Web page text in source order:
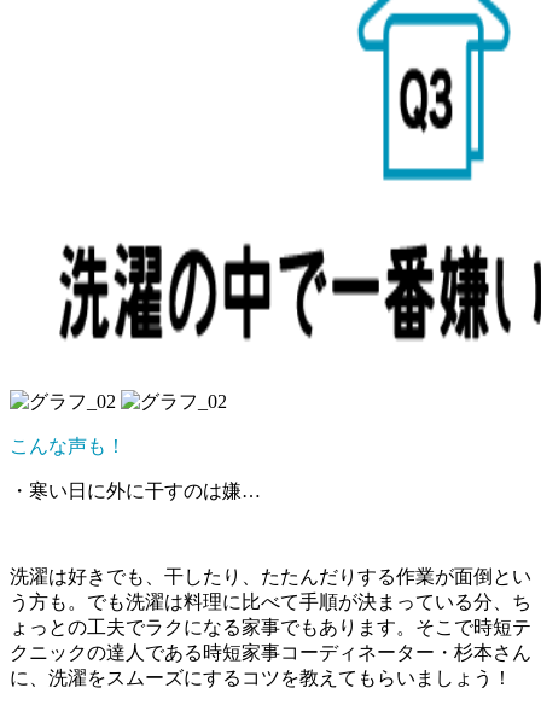
こんな声も！
・寒い日に外に干すのは嫌…
洗濯は好きでも、干したり、たたんだりする作業が面倒とい
う方も。でも洗濯は料理に比べて手順が決まっている分、ち
ょっとの工夫でラクになる家事でもあります。そこで時短テ
クニックの達人である時短家事コーディネーター・杉本さん
に、洗濯をスムーズにするコツを教えてもらいましょう！